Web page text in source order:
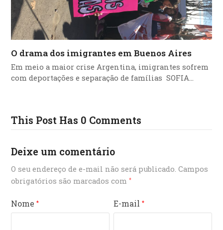
O drama dos imigrantes em Buenos Aires
Em meio a maior crise Argentina, imigrantes sofrem
com deportações e separação de famílias SOFIA…
This Post Has 0 Comments
Deixe um comentário
O seu endereço de e-mail não será publicado. Campos
obrigatórios são marcados com*
Nome* E-mail*